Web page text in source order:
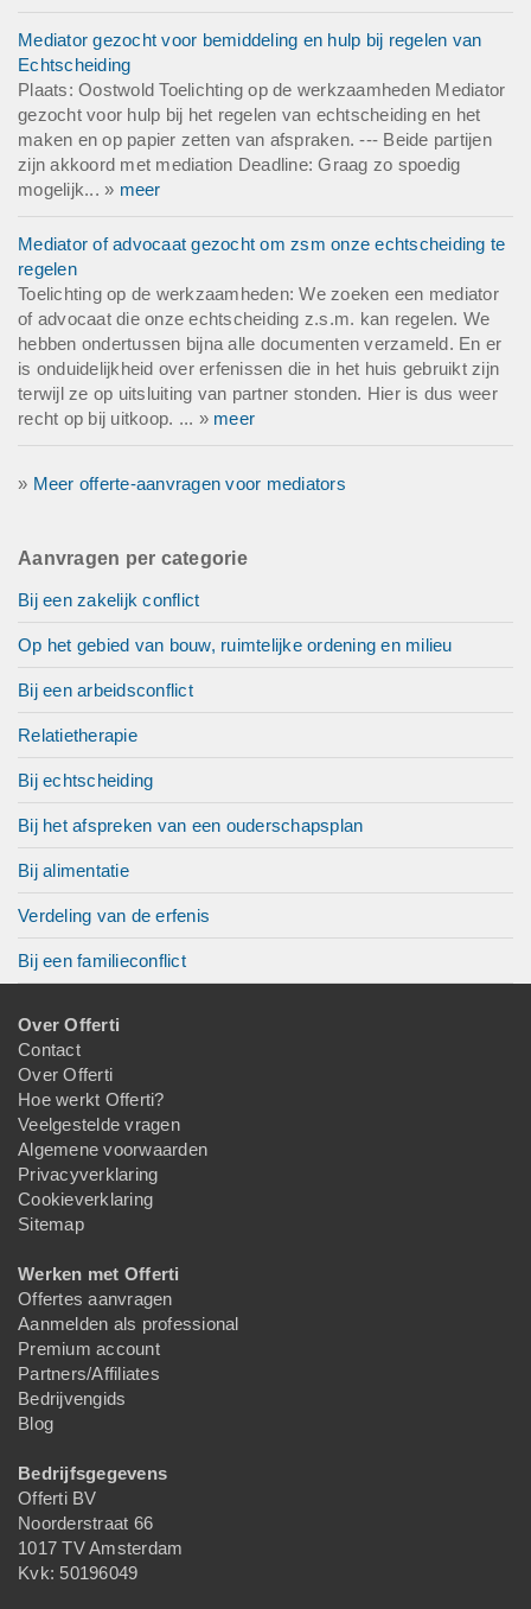
Mediator gezocht voor bemiddeling en hulp bij regelen van
Echtscheiding
Plaats: Oostwold Toelichting op de werkzaamheden Mediator
gezocht voor hulp bij het regelen van echtscheiding en het
maken en op papier zetten van afspraken. --- Beide partijen
zijn akkoord met mediation Deadline: Graag zo spoedig
mogelijk... » meer
Mediator of advocaat gezocht om zsm onze echtscheiding te
regelen
Toelichting op de werkzaamheden: We zoeken een mediator
of advocaat die onze echtscheiding z.s.m. kan regelen. We
hebben ondertussen bijna alle documenten verzameld. En er
is onduidelijkheid over erfenissen die in het huis gebruikt zijn
terwijl ze op uitsluiting van partner stonden. Hier is dus weer
recht op bij uitkoop. ... » meer
» Meer offerte-aanvragen voor mediators
Aanvragen per categorie
Bij een zakelijk conflict
Op het gebied van bouw, ruimtelijke ordening en milieu
Bij een arbeidsconflict
Relatietherapie
Bij echtscheiding
Bij het afspreken van een ouderschapsplan
Bij alimentatie
Verdeling van de erfenis
Bij een familieconflict
Over Offerti
Contact
Over Offerti
Hoe werkt Offerti?
Veelgestelde vragen
Algemene voorwaarden
Privacyverklaring
Cookieverklaring
Sitemap
Werken met Offerti
Offertes aanvragen
Aanmelden als professional
Premium account
Partners/Affiliates
Bedrijvengids
Blog
Bedrijfsgegevens
Offerti BV
Noorderstraat 66
1017 TV Amsterdam
Kvk: 50196049